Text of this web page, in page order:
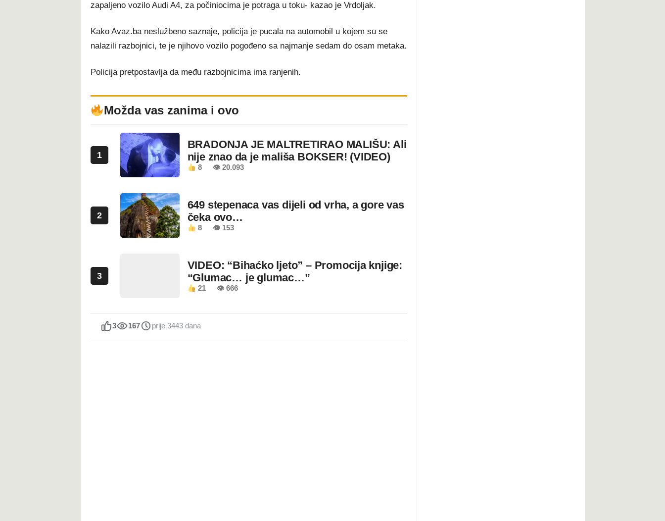
zapaljeno vozilo Audi A4, za počiniocima je potraga u toku- kazao je Vrdoljak.
Kako Avaz.ba neslužbeno saznaje, policija je pucala na automobil u kojem su se
nalazili razbojnici, te je njihovo vozilo pogođeno sa najmanje sedam do osam metaka.
Policija pretpostavlja da među razbojnicima ima ranjenih.
Možda vas zanima i ovo
1
BRADONJA JE MALTRETIRAO MALIŠU: Ali
nije znao da je mališa BOKSER! (VIDEO)
8 👁 20.093
2
649 stepenaca vas dijeli od vrha, a gore vas
čeka ovo…
8 👁 153
3
VIDEO: “Bihaćko ljeto” – Promocija knjige:
“Glumac… je glumac…”
21 👁 666
3 167 prije 3443 dana